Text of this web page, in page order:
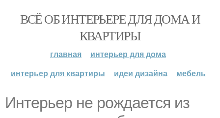
ВСЁ ОБ ИНТЕРЬЕРЕ ДЛЯ ДОМА И
КВАРТИРЫ
главная
интерьер для дома
интерьер для квартиры
идеи дизайна мебель
Интерьер не рождается из